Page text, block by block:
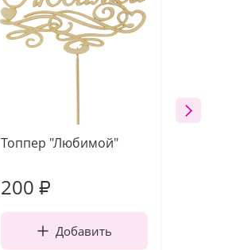
Топпер "Любимой"
200 ₽
Добавить